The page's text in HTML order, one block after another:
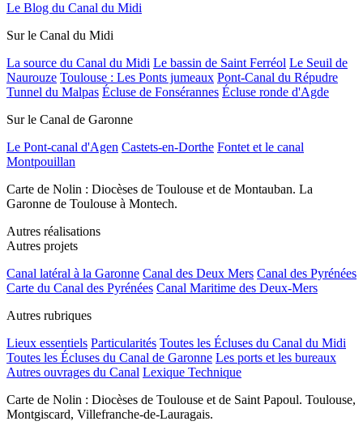
Le Blog du Canal du Midi
Sur le Canal du Midi
La source du Canal du Midi Le bassin de Saint Ferréol Le Seuil de
Naurouze Toulouse : Les Ponts jumeaux Pont-Canal du Répudre
Tunnel du Malpas Écluse de Fonsérannes Écluse ronde d'Agde
Sur le Canal de Garonne
Le Pont-canal d'Agen Castets-en-Dorthe Fontet et le canal
Montpouillan
Carte de Nolin : Diocèses de Toulouse et de Montauban. La
Garonne de Toulouse à Montech.
Autres réalisations
Autres projets
Canal latéral à la Garonne Canal des Deux Mers Canal des Pyrénées
Carte du Canal des Pyrénées Canal Maritime des Deux-Mers
Autres rubriques
Lieux essentiels Particularités Toutes les Écluses du Canal du Midi
Toutes les Écluses du Canal de Garonne Les ports et les bureaux
Autres ouvrages du Canal Lexique Technique
Carte de Nolin : Diocèses de Toulouse et de Saint Papoul. Toulouse,
Montgiscard, Villefranche-de-Lauragais.